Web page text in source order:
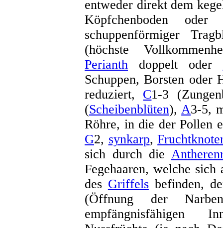
entweder direkt dem
Köpfchenboden
schuppenförmiger
(höchste
Perianth doppelt oder
Schuppen, Borsten oder
reduziert, C1-3
(Scheibenblüten),A3-5,
Röhre, in die der Pollen
G2, synkarp,
sich durch die
Fegehaaren, welche
des Griffelsbefinden,
(Öffnung der
empfängnisfähigen